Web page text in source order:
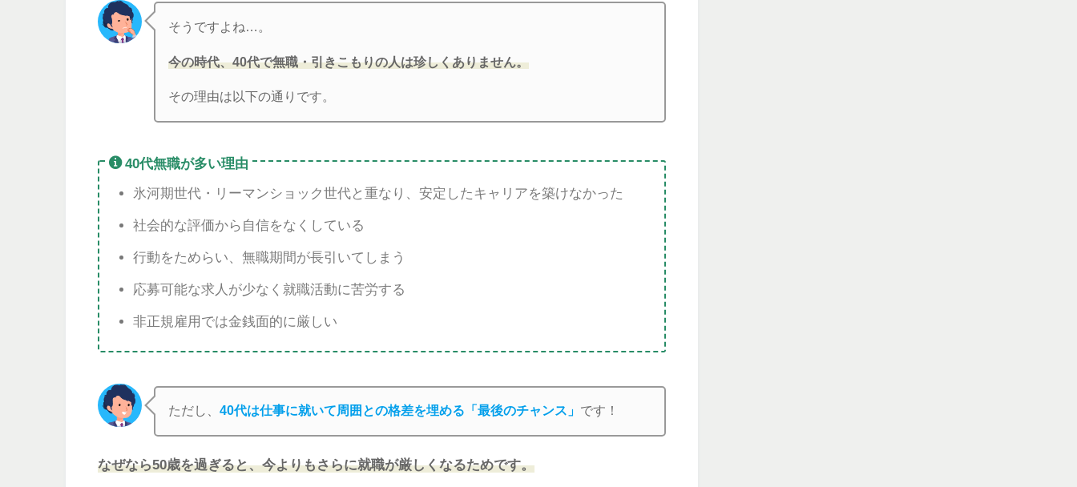
そうですよね…。
今の時代、40代で無職・引きこもりの人は珍しくありません。
その理由は以下の通りです。
40代無職が多い理由
氷河期世代・リーマンショック世代と重なり、安定したキャリアを築けなかった
社会的な評価から自信をなくしている
行動をためらい、無職期間が長引いてしまう
応募可能な求人が少なく就職活動に苦労する
非正規雇用では金銭面的に厳しい
ただし、 40代は仕事に就いて周囲との格差を埋める「最後のチャンス」 です！
なぜなら50歳を過ぎると、今よりもさらに就職が厳しくなるためです。